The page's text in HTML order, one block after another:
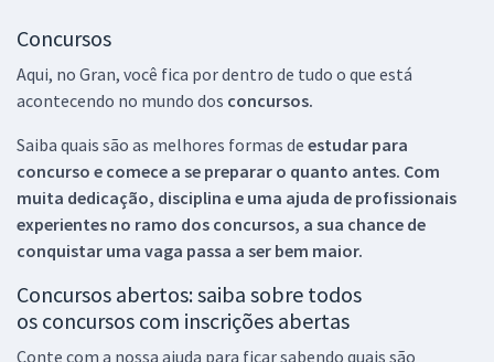
Concursos
Aqui, no Gran, você fica por dentro de tudo o que está
acontecendo no mundo dos concursos.
Saiba quais são as melhores formas de estudar para
concurso e comece a se preparar o quanto antes. Com
muita dedicação, disciplina e uma ajuda de profissionais
experientes no ramo dos concursos, a sua chance de
conquistar uma vaga passa a ser bem maior.
Concursos abertos: saiba sobre todos
os concursos com inscrições abertas
Conte com a nossa ajuda para ficar sabendo quais são